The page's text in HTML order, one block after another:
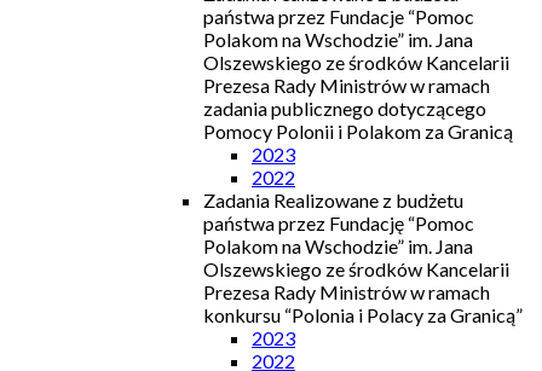
państwa przez Fundacje “Pomoc
Polakom na Wschodzie” im. Jana
Olszewskiego ze środków Kancelarii
Prezesa Rady Ministrów w ramach
zadania publicznego dotyczącego
Pomocy Polonii i Polakom za Granicą
2023
2022
Zadania Realizowane z budżetu
państwa przez Fundację “Pomoc
Polakom na Wschodzie” im. Jana
Olszewskiego ze środków Kancelarii
Prezesa Rady Ministrów w ramach
konkursu “Polonia i Polacy za Granicą”
2023
2022